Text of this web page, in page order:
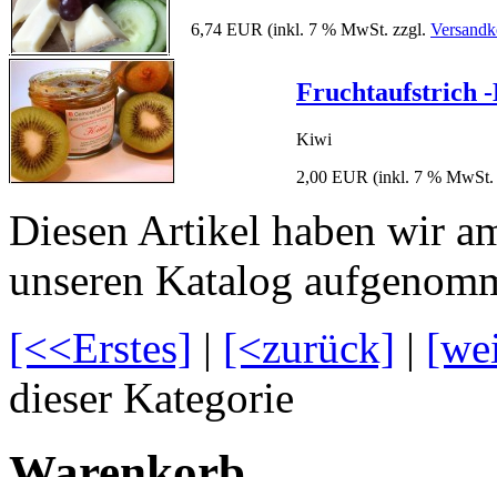
6,74 EUR (inkl. 7 % MwSt. zzgl.
Fruchtaufstrich
Kiwi
2,00 EUR (inkl. 7 %
Diesen Artikel haben wir
unseren Katalog
[<<Erstes] | [<zurück] |
dieser Kategorie